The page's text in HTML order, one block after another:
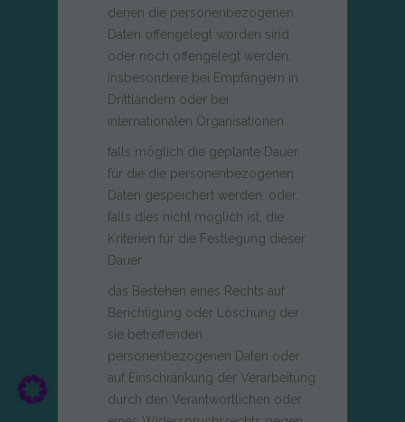
denen die personenbezogenen
Daten offengelegt worden sind
oder noch offengelegt werden,
insbesondere bei Empfängern in
Drittländern oder bei
internationalen Organisationen
falls möglich die geplante Dauer,
für die die personenbezogenen
Daten gespeichert werden, oder,
falls dies nicht möglich ist, die
Kriterien für die Festlegung dieser
Dauer
das Bestehen eines Rechts auf
Berichtigung oder Löschung der
sie betreffenden
personenbezogenen Daten oder
auf Einschränkung der Verarbeitung
durch den Verantwortlichen oder